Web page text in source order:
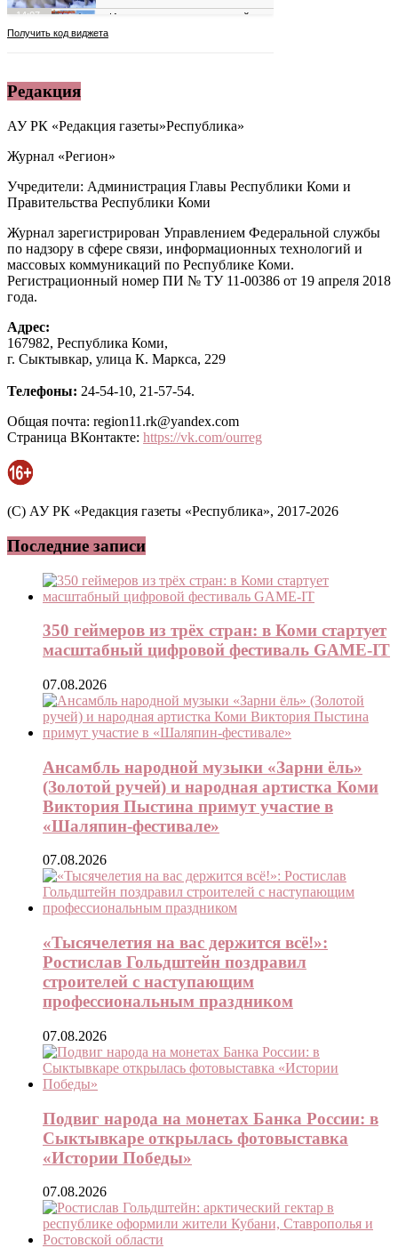
Редакция
АУ РК «Редакция газеты»Республика»
Журнал «Регион»
Учредители: Администрация Главы Республики Коми и
Правительства Республики Коми
Журнал зарегистрирован Управлением Федеральной службы
по надзору в сфере связи, информационных технологий и
массовых коммуникаций по Республике Коми.
Регистрационный номер ПИ № ТУ 11-00386 от 19 апреля 2018
года.
Адрес:
167982, Республика Коми,
г. Сыктывкар, улица К. Маркса, 229
Телефоны: 24-54-10, 21-57-54.
Общая почта: region11.rk@yandex.com
Страница ВКонтакте: https://vk.com/ourreg
(C) АУ РК «Редакция газеты «Республика», 2017-2026
Последние записи
350 геймеров из трёх стран: в Коми стартует
масштабный цифровой фестиваль GAME-IT
07.08.2026
Ансамбль народной музыки «Зарни ёль»
(Золотой ручей) и народная артистка Коми
Виктория Пыстина примут участие в
«Шаляпин-фестивале»
07.08.2026
«Тысячелетия на вас держится всё!»:
Ростислав Гольдштейн поздравил
строителей с наступающим
профессиональным праздником
07.08.2026
Подвиг народа на монетах Банка России: в
Сыктывкаре открылась фотовыставка
«Истории Победы»
07.08.2026